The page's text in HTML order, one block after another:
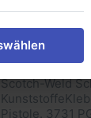
SW
-
Scotch-Weld
Pistole. 3731